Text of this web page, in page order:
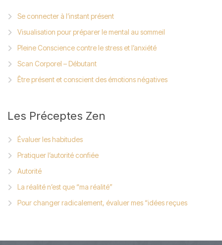
Se connecter à l’instant présent
Visualisation pour préparer le mental au sommeil
Pleine Conscience contre le stress et l’anxiété
Scan Corporel – Débutant
Être présent et conscient des émotions négatives
Les Préceptes Zen
Évaluer les habitudes
Pratiquer l’autorité confiée
Autorité
La réalité n’est que “ma réalité”
Pour changer radicalement, évaluer mes “idées reçues